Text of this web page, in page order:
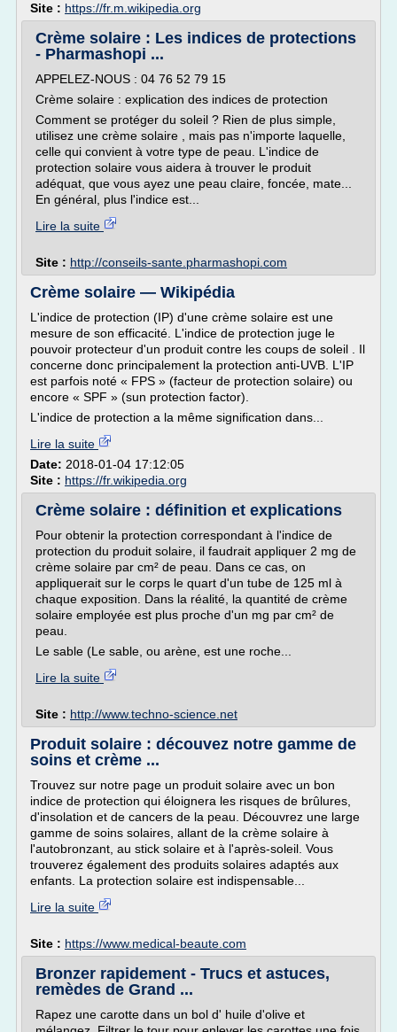
Site : https://fr.m.wikipedia.org
Crème solaire : Les indices de protections
- Pharmashopi ...
APPELEZ-NOUS : 04 76 52 79 15
Crème solaire : explication des indices de protection
Comment se protéger du soleil ? Rien de plus simple,
utilisez une crème solaire , mais pas n'importe laquelle,
celle qui convient à votre type de peau. L'indice de
protection solaire vous aidera à trouver le produit
adéquat, que vous ayez une peau claire, foncée, mate...
En général, plus l'indice est...
Lire la suite
Site : http://conseils-sante.pharmashopi.com
Crème solaire — Wikipédia
L'indice de protection (IP) d'une crème solaire est une
mesure de son efficacité. L'indice de protection juge le
pouvoir protecteur d'un produit contre les coups de soleil . Il
concerne donc principalement la protection anti-UVB. L'IP
est parfois noté « FPS » (facteur de protection solaire) ou
encore « SPF » (sun protection factor).
L'indice de protection a la même signification dans...
Lire la suite
Date: 2018-01-04 17:12:05
Site : https://fr.wikipedia.org
Crème solaire : définition et explications
Pour obtenir la protection correspondant à l'indice de
protection du produit solaire, il faudrait appliquer 2 mg de
crème solaire par cm² de peau. Dans ce cas, on
appliquerait sur le corps le quart d'un tube de 125 ml à
chaque exposition. Dans la réalité, la quantité de crème
solaire employée est plus proche d'un mg par cm² de
peau.
Le sable (Le sable, ou arène, est une roche...
Lire la suite
Site : http://www.techno-science.net
Produit solaire : découvez notre gamme de
soins et crème ...
Trouvez sur notre page un produit solaire avec un bon
indice de protection qui éloignera les risques de brûlures,
d'insolation et de cancers de la peau. Découvrez une large
gamme de soins solaires, allant de la crème solaire à
l'autobronzant, au stick solaire et à l'après-soleil. Vous
trouverez également des produits solaires adaptés aux
enfants. La protection solaire est indispensable...
Lire la suite
Site : https://www.medical-beaute.com
Bronzer rapidement - Trucs et astuces,
remèdes de Grand ...
Rapez une carotte dans un bol d' huile d'olive et